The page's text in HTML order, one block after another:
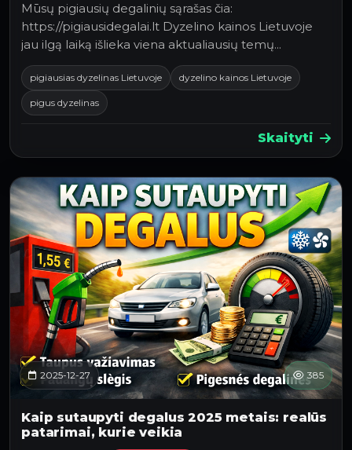
Mūsų pigiausių degalinių sąrašas čia:
https://pigiausidegalai.lt Dyzelino kainos Lietuvoje
jau ilgą laiką išlieka viena aktualiausių temų
vairuotojams…
pigiausias dyzelinas Lietuvoje dyzelino kainos Lietuvoje
pigus dyzelinas
Skaityti
2025-12-27 385
Kaip sutaupyti degalus 2025 metais: realūs
patarimai, kurie veikia